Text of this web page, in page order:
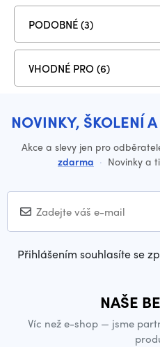
PODOBNÉ (3)
VHODNÉ PRO (6)
NOVINKY, ŠKOLENÍ
Akce a slevy jen pro
zdarma · Novinky a
Přihlášením souhlasíte se
NAŠE
Víc než e-shop — jsme